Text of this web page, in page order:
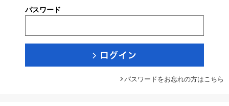
パスワード
パスワードをお忘れの方はこちら